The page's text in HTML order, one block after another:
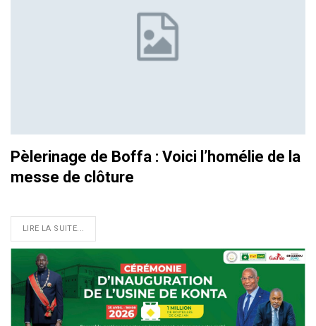
Pèlerinage de Boffa : Voici l’homélie de la
messe de clôture
LIRE LA SUITE...